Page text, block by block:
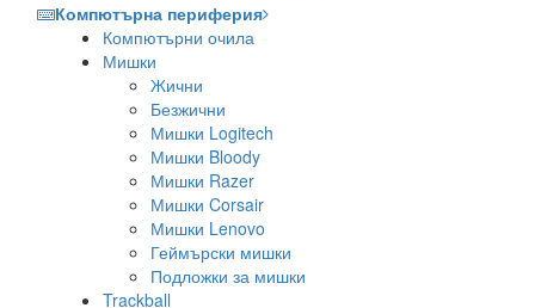
Компютърна периферия
Компютърни очила
Мишки
Жични
Безжични
Мишки Logitech
Мишки Bloody
Мишки Razer
Мишки Corsair
Мишки Lenovo
Геймърски мишки
Подложки за мишки
Trackball